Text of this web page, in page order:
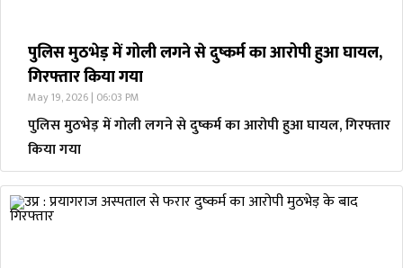
पुलिस मुठभेड़ में गोली लगने से दुष्कर्म का आरोपी हुआ घायल,
गिरफ्तार किया गया
May 19, 2026 | 06:03 PM
पुलिस मुठभेड़ में गोली लगने से दुष्कर्म का आरोपी हुआ घायल, गिरफ्तार
किया गया